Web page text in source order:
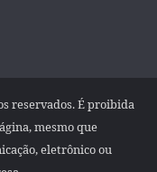
reservados. É proibida
mesmo que
eletrônico ou